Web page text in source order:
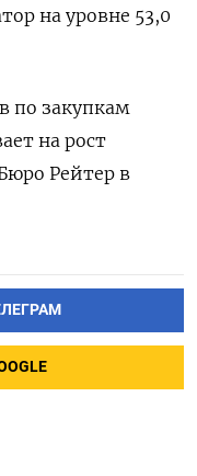
на уровне 53,0
по закупкам
на рост
Рейтер в